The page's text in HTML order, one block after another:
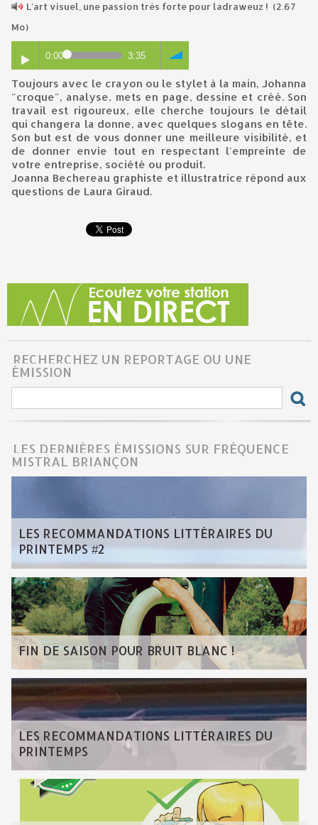
L'art visuel, une passion très forte pour ladraweuz ! (2.67
Mo)
0:00 3:35
Toujours avec le crayon ou le stylet à la main, Johanna
"croque", analyse, mets en page, dessine et créé. Son
travail est rigoureux, elle cherche toujours le détail
qui changera la donne, avec quelques slogans en tête.
Son but est de vous donner une meilleure visibilité, et
de donner envie tout en respectant l'empreinte de
votre entreprise, société ou produit.
Joanna Bechereau graphiste et illustratrice répond aux
questions de Laura Giraud.
RECHERCHEZ UN REPORTAGE OU UNE
ÉMISSION
LES DERNIÈRES ÉMISSIONS SUR FRÉQUENCE
MISTRAL BRIANÇON
LES RECOMMANDATIONS LITTÉRAIRES DU
PRINTEMPS #2
FIN DE SAISON POUR BRUIT BLANC !
LES RECOMMANDATIONS LITTÉRAIRES DU
PRINTEMPS